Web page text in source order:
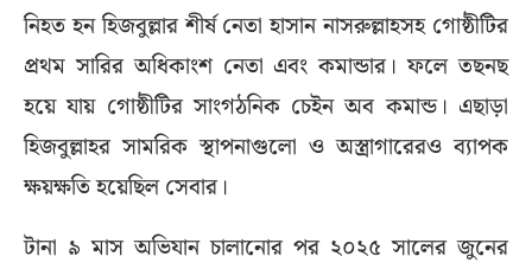
নিহত হন হিজবুল্লার শীর্ষ নেতা হাসান নাসরুল্লাহসহ গোষ্ঠীটির
প্রথম সারির অধিকাংশ নেতা এবং কমান্ডার। ফলে তছনছ
হয়ে যায় গোষ্ঠীটির সাংগঠনিক চেইন অব কমান্ড। এছাড়া
হিজবুল্লাহর সামরিক স্থাপনাগুলো ও অস্ত্রাগারেরও ব্যাপক
ক্ষয়ক্ষতি হয়েছিল সেবার।
টানা ৯ মাস অভিযান চালানোর পর ২০২৫ সালের জুনের